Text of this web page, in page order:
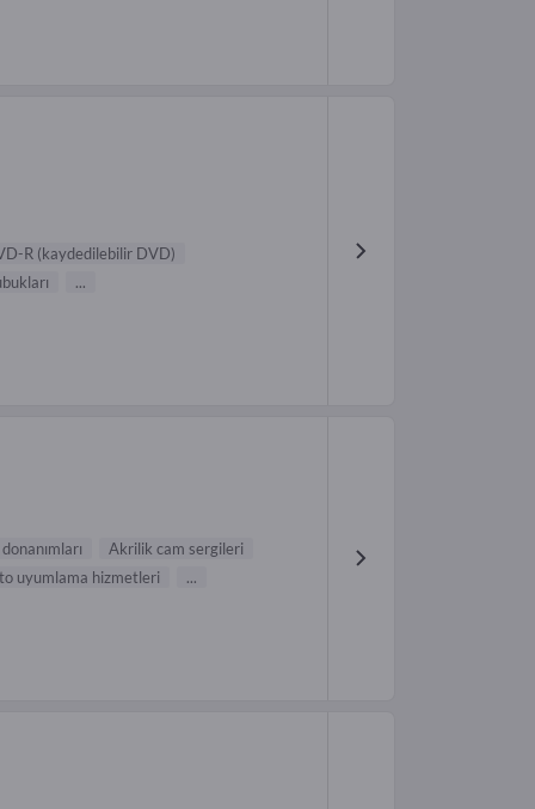
R (kaydedilebilir DVD)
...
Akrilik cam sergileri
uyumlama hizmetleri
...